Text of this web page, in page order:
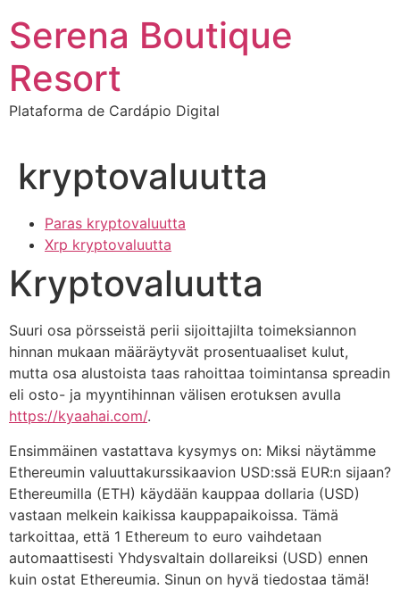
para
conteúdo
Serena Boutique
Resort
Plataforma de Cardápio Digital
kryptovaluutta
Paras kryptovaluutta
Xrp kryptovaluutta
Kryptovaluutta
Suuri osa pörsseistä perii sijoittajilta toimeksiannon
hinnan mukaan määräytyvät prosentuaaliset kulut,
mutta osa alustoista taas rahoittaa toimintansa spreadin
eli osto- ja myyntihinnan välisen erotuksen avulla
https://kyaahai.com/.
Ensimmäinen vastattava kysymys on: Miksi näytämme
Ethereumin valuuttakurssikaavion USD:ssä EUR:n sijaan?
Ethereumilla (ETH) käydään kauppaa dollaria (USD)
vastaan melkein kaikissa kauppapaikoissa. Tämä
tarkoittaa, että 1 Ethereum to euro vaihdetaan
automaattisesti Yhdysvaltain dollareiksi (USD) ennen
kuin ostat Ethereumia. Sinun on hyvä tiedostaa tämä!